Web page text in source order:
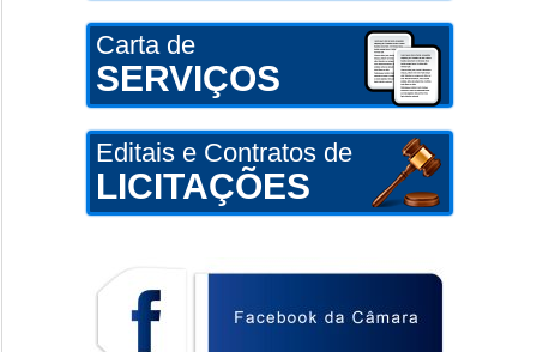
Carta de
SERVIÇOS
Editais e Contratos de
LICITAÇÕES